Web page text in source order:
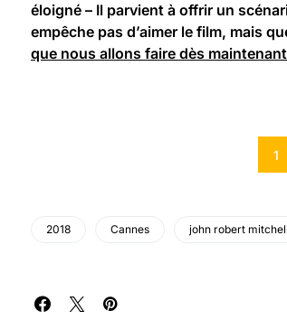
éloigné – Il parvient à offrir un
empêche pas d’aimer le film, mais
que nous allons faire dès maintenant
1
2018 Cannes john robert mitchell